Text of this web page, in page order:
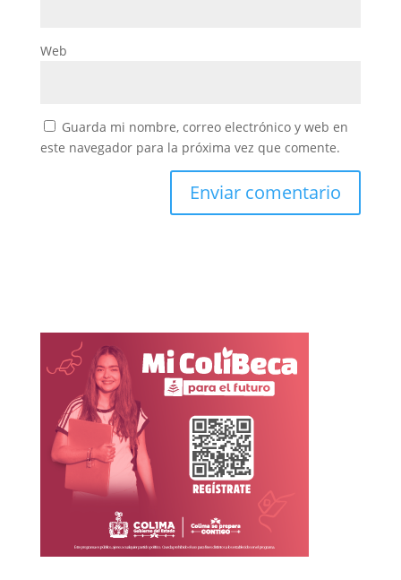
Web
Guarda mi nombre, correo electrónico y web en
este navegador para la próxima vez que comente.